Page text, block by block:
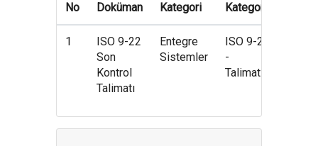
No
Doküman
Kategori
Kategori
1
ISO 9-22
Son
Kontrol
Talimatı
Entegre
Sistemler
ISO 9-22
-
Talimatları